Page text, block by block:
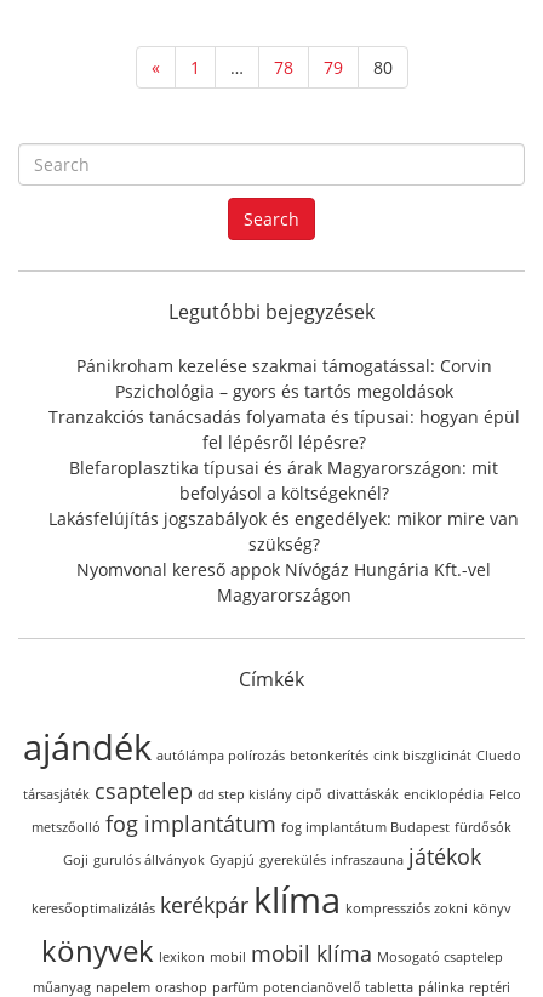
« 1 … 78 79 80
e
a
r
f
r
:
Search
Legutóbbi bejegyzések
Pánikroham kezelése szakmai támogatással: Corvin
Pszichológia – gyors és tartós megoldások
Tranzakciós tanácsadás folyamata és típusai: hogyan épül
fel lépésről lépésre?
Blefaroplasztika típusai és árak Magyarországon: mit
befolyásol a költségeknél?
Lakásfelújítás jogszabályok és engedélyek: mikor mire van
szükség?
Nyomvonal kereső appok Nívógáz Hungária Kft.-vel
Magyarországon
Címkék
ajándék autólámpa polírozás betonkerítés cink biszglicinát Cluedo
társasjáték csaptelep dd step kislány cipő divattáskák enciklopédia Felco
metszőolló fog implantátum fog implantátum Budapest fürdősók
Goji gurulós állványok Gyapjú gyerekülés infraszauna játékok
keresőoptimalizálás kerékpár klíma kompressziós zokni könyv
könyvek lexikon mobil mobil klíma Mosogató csaptelep
műanyag napelem orashop parfüm potencianövelő tabletta pálinka reptéri